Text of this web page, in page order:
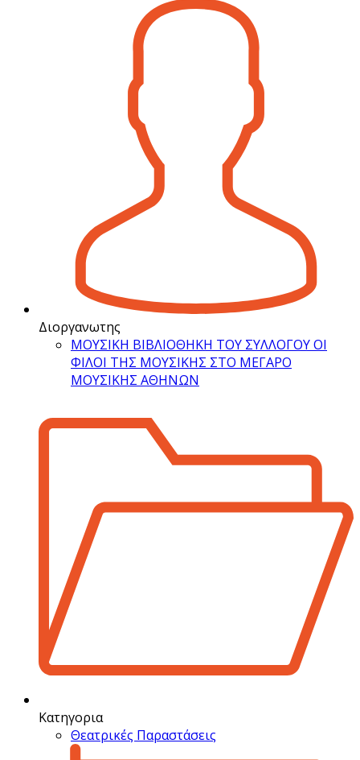
Διοργανωτης
ΜΟΥΣΙΚΗ ΒΙΒΛΙΟΘΗΚΗ ΤΟΥ ΣΥΛΛΟΓΟΥ ΟΙ
ΦΙΛΟΙ ΤΗΣ ΜΟΥΣΙΚΗΣ ΣΤΟ ΜΕΓΑΡΟ
ΜΟΥΣΙΚΗΣ ΑΘΗΝΩΝ
Κατηγορια
Θεατρικές Παραστάσεις